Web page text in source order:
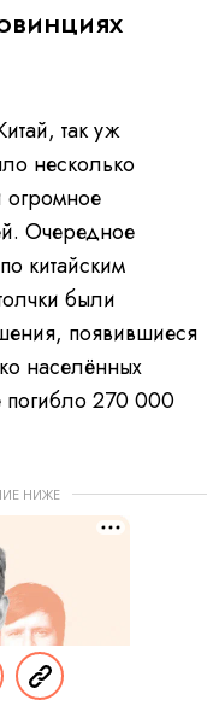
так уж
несколько
огромное
Очередное
китайским
были
появившиеся
населённых
погибло 270 000
НИЖЕ